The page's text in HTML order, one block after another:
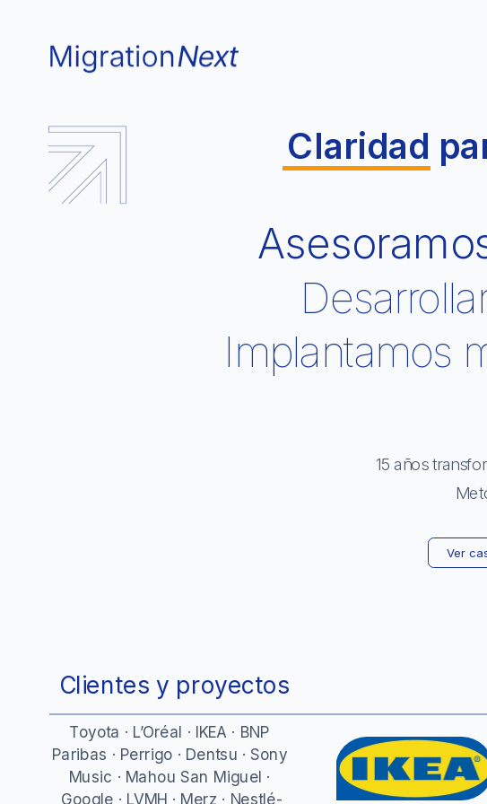
Claridad
Implantamos
15 años
Clientes y proyectos
Toyota · L’Oréal · IKEA · BNP
Paribas · Perrigo · Dentsu · Sony
Music · Mahou San Miguel ·
Google · LVMH · Merz · Nestlé-